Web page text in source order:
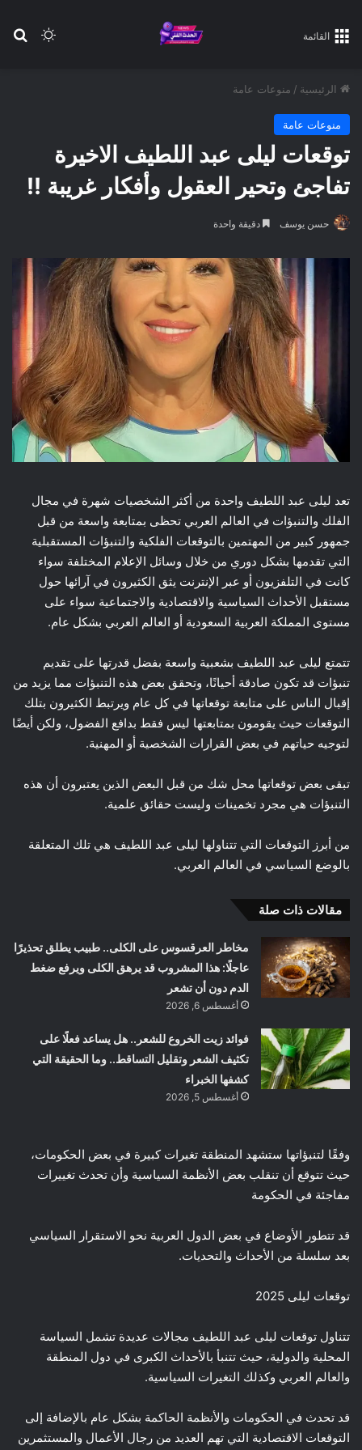
الوضع القائمة
الرئيسية / منوعات عامة
منوعات عامة
توقعات ليلى عبد اللطيف الاخيرة
تفاجئ وتحير العقول وأفكار غريبة !!
حسن يوسف دقيقة واحدة
تعد ليلى عبد اللطيف واحدة من أكثر الشخصيات شهرة في مجال
الفلك والتنبؤات في العالم العربي تحظى بمتابعة واسعة من قبل
جمهور كبير من المهتمين بالتوقعات الفلكية والتنبؤات المستقبلية
التي تقدمها بشكل دوري من خلال وسائل الإعلام المختلفة سواء
كانت في التلفزيون أو عبر الإنترنت يثق الكثيرون في آرائها حول
مستقبل الأحداث السياسية والاقتصادية والاجتماعية سواء على
مستوى المملكة العربية السعودية أو العالم العربي بشكل عام.
تتمتع ليلى عبد اللطيف بشعبية واسعة بفضل قدرتها على تقديم
تنبؤات قد تكون صادقة أحيانًا، وتحقق بعض هذه التنبؤات مما يزيد من
إقبال الناس على متابعة توقعاتها في كل عام ويرتبط الكثيرون بتلك
التوقعات حيث يقومون بمتابعتها ليس فقط بدافع الفضول، ولكن أيضًا
لتوجيه حياتهم في بعض القرارات الشخصية أو المهنية.
تبقى بعض توقعاتها محل شك من قبل البعض الذين يعتبرون أن هذه
التنبؤات هي مجرد تخمينات وليست حقائق علمية.
من أبرز التوقعات التي تتناولها ليلى عبد اللطيف هي تلك المتعلقة
بالوضع السياسي في العالم العربي.
مقالات ذات صلة
مخاطر العرقسوس على الكلى.. طبيب يطلق تحذيرًا
عاجلًا: هذا المشروب قد يرهق الكلى ويرفع ضغط
الدم دون أن تشعر
أغسطس 6, 2026
فوائد زيت الخروع للشعر.. هل يساعد فعلًا على
تكثيف الشعر وتقليل التساقط.. وما الحقيقة التي
كشفها الخبراء
أغسطس 5, 2026
وفقًا لتنبؤاتها ستشهد المنطقة تغيرات كبيرة في بعض الحكومات،
حيث تتوقع أن تنقلب بعض الأنظمة السياسية وأن تحدث تغييرات
مفاجئة في الحكومة
قد تتطور الأوضاع في بعض الدول العربية نحو الاستقرار السياسي
بعد سلسلة من الأحداث والتحديات.
توقعات ليلى 2025
تتناول توقعات ليلى عبد اللطيف مجالات عديدة تشمل السياسة
المحلية والدولية، حيث تتنبأ بالأحداث الكبرى في دول المنطقة
والعالم العربي وكذلك التغيرات السياسية.
قد تحدث في الحكومات والأنظمة الحاكمة بشكل عام بالإضافة إلى
التوقعات الاقتصادية التي تهم العديد من رجال الأعمال والمستثمرين